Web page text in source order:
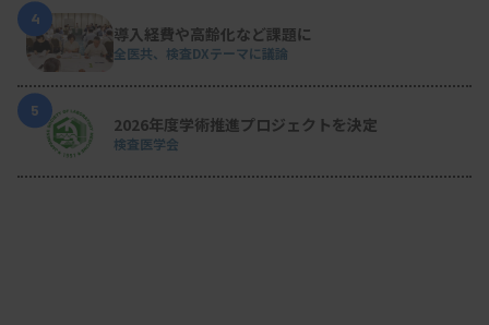
けと、医療現場が兼業や副業規定の緩和も含む新た
な働き方を促進する必要性もあるのではと個人的に
感じています。皆さんは技師の今後の給与について
どのように感じていますでしょうか。
4
導入経費や高齢化など課題に
全医共、検査DXテーマに議論
5
2026年度学術推進プロジェクトを決定
検査医学会